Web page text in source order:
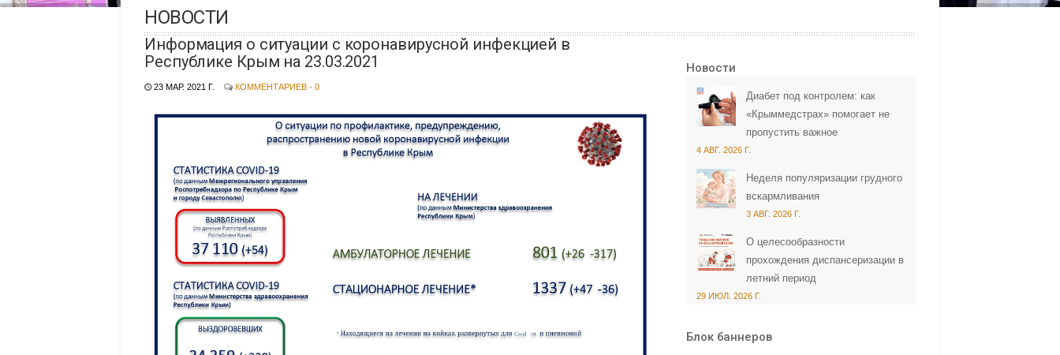
НОВОСТИ
Информация о ситуации с коронавирусной инфекцией в
Республике Крым на 23.03.2021
23 МАР. 2021 Г. КОММЕНТАРИЕВ - 0
Новости
Диабет под контролем: как
«Крыммедстрах» помогает не
пропустить важное
4 АВГ. 2026 Г.
Неделя популяризации грудного
вскармливания
3 АВГ. 2026 Г.
О целесообразности
прохождения диспансеризации в
летний период
29 ИЮЛ. 2026 Г.
Блок баннеров